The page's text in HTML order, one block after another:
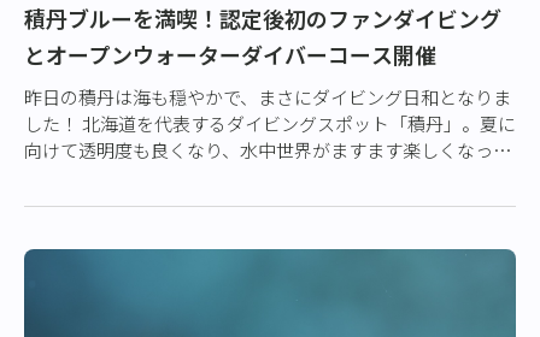
積丹ブルーを満喫！認定後初のファンダイビング
とオープンウォーターダイバーコース開催
昨日の積丹は海も穏やかで、まさにダイビング日和となりま
した！ 北海道を代表するダイビングスポット「積丹」。夏に
向けて透明度も良くなり、水中世界がますます楽しくなって